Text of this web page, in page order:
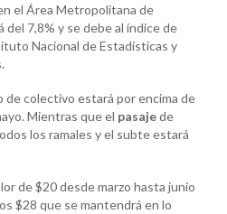
el Área Metropolitana de
del 7,8% y se debe al índice de
Nacional de Estadísticas y
de colectivo estará por encima de
Mientras que el pasajede
los ramales y el subte estará
de $20 desde marzo hasta junio
$28 que se mantendrá en lo